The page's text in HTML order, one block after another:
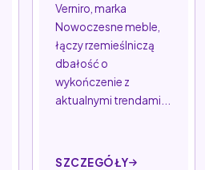
Verniro, marka
Nowoczesne meble,
łączy rzemieślniczą
dbałość o
wykończenie z
aktualnymi trendami...
SZCZEGÓŁY